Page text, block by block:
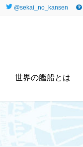
@sekai_no_kansen
世界の艦船とは